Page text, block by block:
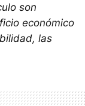
son
económico
las